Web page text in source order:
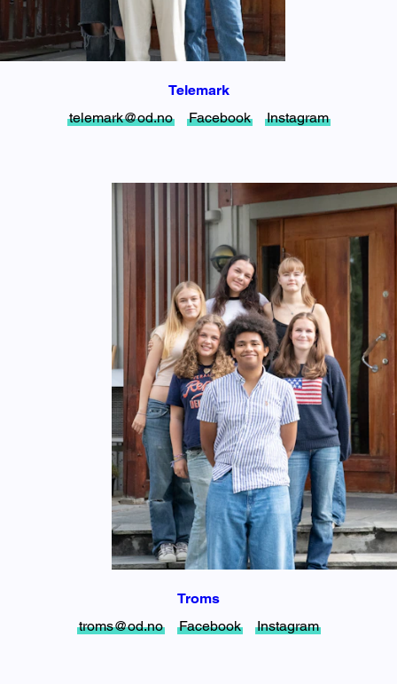
Telemark
telemark@od.no
Facebook Instagram
Troms
troms@od.no
Facebook Instagram